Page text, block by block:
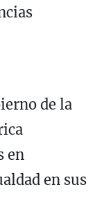
de la
en
en sus